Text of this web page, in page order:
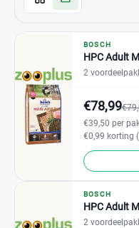
BOSCH
HPC Adult
2
€78,99
€39,50 per
€0,99 korting
BOSCH
HPC Adult
2